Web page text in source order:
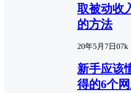
取被动收
的方法
20年5月7日 07k
新手应该
得的6个